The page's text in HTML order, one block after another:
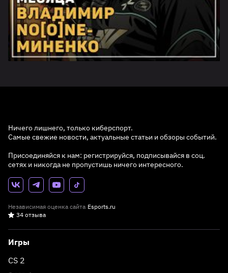
Ничего лишнего, только киберспорт.
Самые свежие новости, актуальные статьи и обзоры событий.
Присоединяйся к нам: регистрируйся, подписывайся в соц.
сетях и никогда не пропустишь ничего интересного.
Независимая оценка сайта Esports.ru
34 отзыва
Игры
CS 2